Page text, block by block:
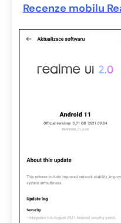
Recenze mobilu